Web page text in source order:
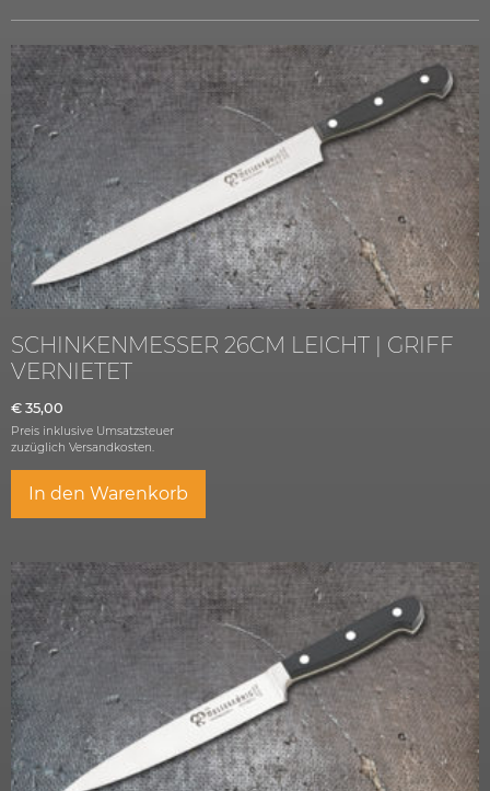
SCHINKENMESSER 26CM LEICHT | GRIFF
VERNIETET
€ 35,00
Preis inklusive Umsatzsteuer
zuzüglich Versandkosten.
In den Warenkorb